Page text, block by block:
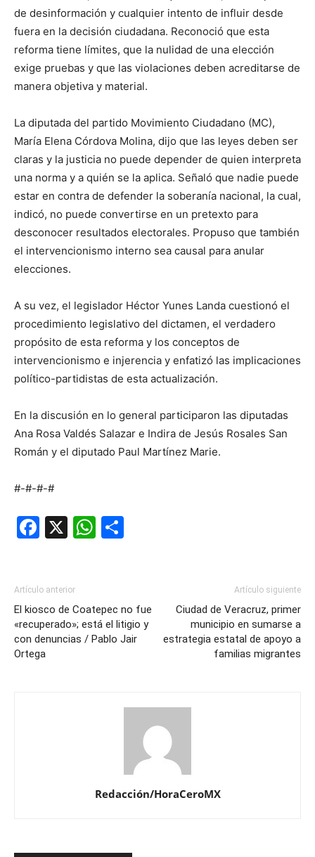
de desinformación y cualquier intento de influir desde
fuera en la decisión ciudadana. Reconoció que esta
reforma tiene límites, que la nulidad de una elección
exige pruebas y que las violaciones deben acreditarse de
manera objetiva y material.
La diputada del partido Movimiento Ciudadano (MC),
María Elena Córdova Molina, dijo que las leyes deben ser
claras y la justicia no puede depender de quien interpreta
una norma y a quién se la aplica. Señaló que nadie puede
estar en contra de defender la soberanía nacional, la cual,
indicó, no puede convertirse en un pretexto para
desconocer resultados electorales. Propuso que también
el intervencionismo interno sea causal para anular
elecciones.
A su vez, el legislador Héctor Yunes Landa cuestionó el
procedimiento legislativo del dictamen, el verdadero
propósito de esta reforma y los conceptos de
intervencionismo e injerencia y enfatizó las implicaciones
político-partidistas de esta actualización.
En la discusión en lo general participaron las diputadas
Ana Rosa Valdés Salazar e Indira de Jesús Rosales San
Román y el diputado Paul Martínez Marie.
#-#-#-#
Facebook
X WhatsApp
Artículo anterior
El kiosco de Coatepec no fue
«recuperado»; está el litigio y
con denuncias / Pablo Jair
Ortega
Artículo siguiente
Ciudad de Veracruz, primer
municipio en sumarse a
estrategia estatal de apoyo a
familias migrantes
Redacción/HoraCeroMX